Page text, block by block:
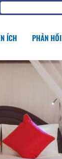
ÍCH PHẢN HỒI